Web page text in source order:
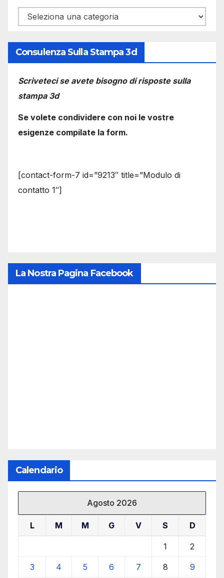
Categorie
Consulenza Sulla Stampa 3d
Scriveteci se avete bisogno di risposte sulla
stampa 3d
Se volete condividere con noi le vostre
esigenze compilate la form.
[contact-form-7 id=”9213″ title=”Modulo di
contatto 1″]
La Nostra Pagina Facebook
Calendario
Agosto 2026
L M M G V S D
1 2
3 4 5 6 7 8 9